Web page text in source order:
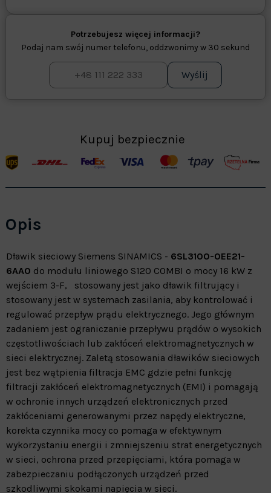
Potrzebujesz więcej informacji?
Podaj nam swój numer telefonu, oddzwonimy w 30 sekund
Wyślij
Kupuj bezpiecznie
Opis
Dławik sieciowy Siemens SINAMICS - 6SL3100-0EE21-
6AA0 do modułu liniowego S120 COMBI o mocy 16 kW z
wejściem 3-F, stosowany jest jako dławik filtrujący i
stosowany jest w systemach zasilania, aby kontrolować i
regulować przepływ prądu elektrycznego. Jego głównym
zadaniem jest ograniczanie przepływu prądów o wysokich
częstotliwościach lub zakłóceń elektromagnetycznych w
sieci elektrycznej. Zaletą stosowania dławików sieciowych
jest bez wątpienia filtracja EMC gdzie pełni funkcję
filtracji zakłóceń elektromagnetycznych (EMI) i pomagają
w ochronie innych urządzeń elektronicznych przed
zakłóceniami generowanymi przez napędy elektryczne,
korekta czynnika mocy co pomaga w efektywnym
wykorzystaniu energii i zmniejszeniu strat energetycznych
w sieci, ochrona przed przepięciami, która pomaga w
zabezpieczaniu podłączonych urządzeń przed
szkodliwymi skokami napięcia w sieci.